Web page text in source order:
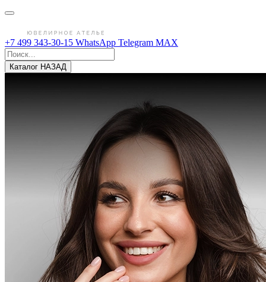
+7 499 343-30-15 WhatsApp Telegram MAX
Каталог НАЗАД